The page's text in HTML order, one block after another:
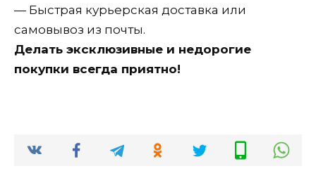
— Быстрая курьерская доставка или
самовывоз из почты.
Делать эксклюзивные и недорогие
покупки всегда приятно!